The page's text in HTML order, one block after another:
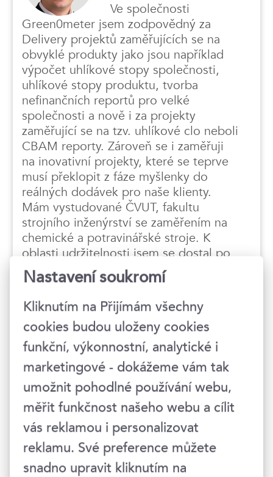
Ve společnosti
Green0meter jsem zodpovědný za
Delivery projektů zaměřujících se na
obvyklé produkty jako jsou například
výpočet uhlíkové stopy společnosti,
uhlíkové stopy produktu, tvorba
nefinančních reportů pro velké
společnosti a nově i za projekty
zaměřující se na tzv. uhlíkové clo neboli
CBAM reporty. Zároveň se i zaměřuji
na inovativní projekty, které se teprve
musí překlopit z fáze myšlenky do
reálných dodávek pro naše klienty.
Mám vystudované ČVUT, fakultu
strojního inženýrství se zaměřením na
chemické a potravinářské stroje. K
oblasti udržitelnosti jsem se dostal po
dlouholetých zkušenostech v
nadnárodní společnosti dodávající
konzultační a technologické projekty,
kde jsem zastával pozici senior
manažera ve oblasti finančních služeb,
odkud si přináším i inovativní mindset
neboť část mé zodpovědnosti
spočívala v aplikovaní automatizací v
rámci technologických projektů (tzv.
DevOps). Jako celoživotní sportovec
mimo práce trávím svůj volný čas
běhání, plaváním a jízdou na kole. Když
dojdou síly sednu na motorku.
Nastavení soukromí
Kliknutím na Přijímám všechny
cookies budou uloženy cookies
funkční, výkonnostní, analytické i
marketingové - dokážeme vám tak
umožnit pohodlné používání webu,
měřit funkčnost našeho webu a cílit
vás reklamou i personalizovat
reklamu. Své preference můžete
snadno upravit kliknutím na